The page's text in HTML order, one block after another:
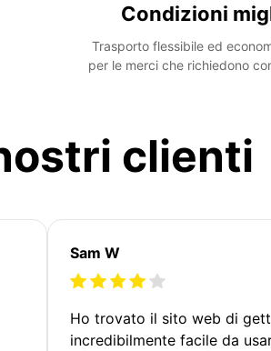
Condizioni
Trasporto flessibile ed
per le merci che richiedono
clienti
Sam W
Ho trovato il sito web di
incredibilmente facile da